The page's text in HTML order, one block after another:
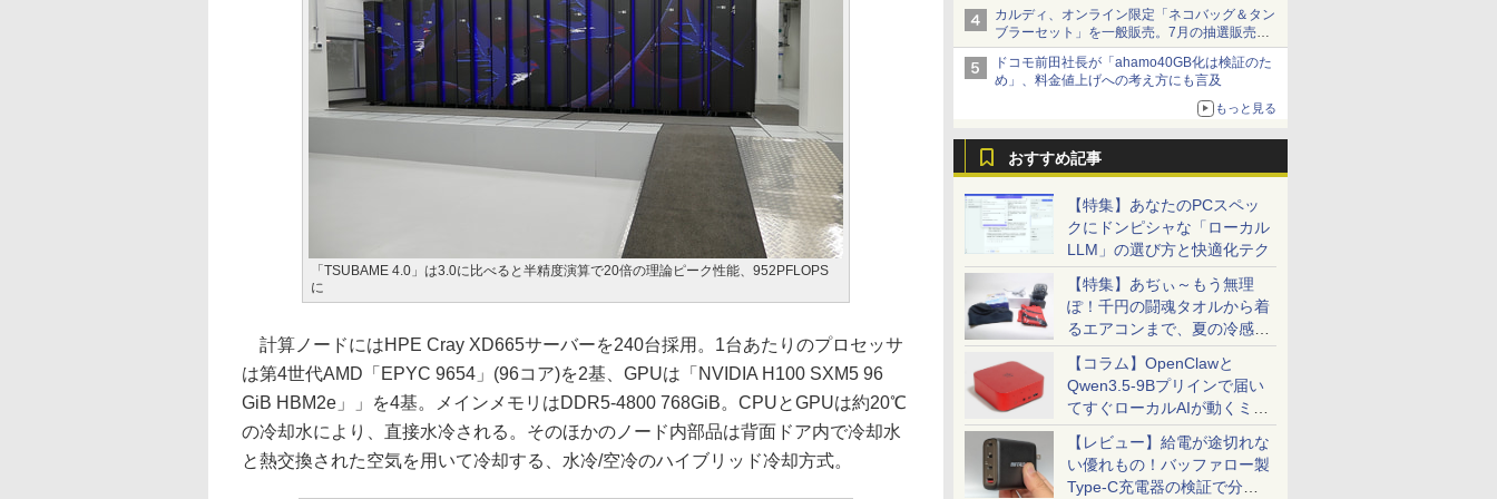
カルディ、オンライン限定「ネコバッグ＆タン
ブラーセット」を一般販売。7月の抽選販売の
当選無効分
ドコモ前田社長が「ahamo40GB化は検証のた
め」、料金値上げへの考え方にも言及
もっと見る
おすすめ記事
【特集】あなたのPCスペッ
クにドンピシャな「ローカル
LLM」の選び方と快適化テク
【特集】あぢぃ～もう無理
ぽ！千円の闘魂タオルから着
るエアコンまで、夏の冷感グ
ッズ一挙紹介
【コラム】OpenClawと
Qwen3.5-9Bプリインで届い
てすぐローカルAIが動くミニ
PC「SER9 Pro」
【レビュー】給電が途切れな
い優れもの！バッファロー製
Type-C充電器の検証で分か
「TSUBAME 4.0」は3.0に比べると半精度演算で20倍の理論ピーク性能、952PFLOPS
に
計算ノードにはHPE Cray XD665サーバーを240台採用。1台あたりのプロセッサ
は第4世代AMD「EPYC 9654」(96コア)を2基、GPUは「NVIDIA H100 SXM5 96
GiB HBM2e」」を4基。メインメモリはDDR5-4800 768GiB。CPUとGPUは約20℃
の冷却水により、直接水冷される。そのほかのノード内部品は背面ドア内で冷却水
と熱交換された空気を用いて冷却する、水冷/空冷のハイブリッド冷却方式。